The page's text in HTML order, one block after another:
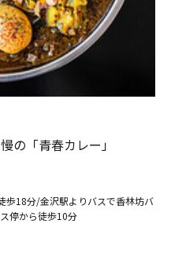
の「青春カレー」
歩18分/金沢駅よりバスで香林坊バ
停から徒歩10分